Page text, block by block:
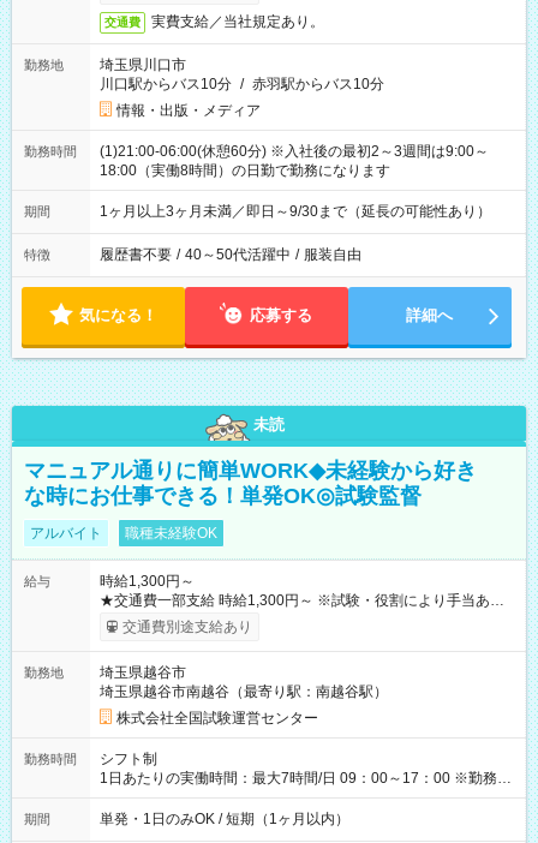
交通費 実費支給／当社規定あり。
勤務地
埼玉県川口市
川口駅からバス10分 / 赤羽駅からバス10分
情報・出版・メディア
勤務時間
(1)21:00-06:00(休憩60分) ※入社後の最初2～3週間は9:00～
18:00（実働8時間）の日勤で勤務になります
期間 1ヶ月以上3ヶ月未満／即日～9/30まで（延長の可能性あり）
特徴 履歴書不要 / 40～50代活躍中 / 服装自由
気になる！ 応募する 詳細へ
未読
マニュアル通りに簡単WORK◆未経験から好き
な時にお仕事できる！単発OK◎試験監督
アルバイト 職種未経験OK
給与
時給1,300円～
★交通費一部支給 時給1,300円～ ※試験・役割により手当あり
※勤務回数により昇給あり 【即給（前払い）オプションあ
り！】 希望される場合、勤務から1週間ほどで給与の一部を受け
例】 ・河合塾模擬試験 8:30～17:30（休憩1時間） 時給1,300円
×8時間＝日収10,400円＋交通費 ※当日の役割により時給＋100
円の場合あり ・国家試験 7:00～13:30（休憩なし） 時給1,300
円（役割手当＋100円）×6時間＝日収8,400円＋交通費 【試用期
間】試用期間なし
交通費別途支給あり
勤務地
埼玉県越谷市
埼玉県越谷市南越谷（最寄り駅：南越谷駅）
株式会社全国試験運営センター
勤務時間
シフト制
1日あたりの実働時間：最大7時間/日 09：00～17：00 ※勤務時
間は 試験により異なります。
期間 単発・1日のみOK / 短期（1ヶ月以内）